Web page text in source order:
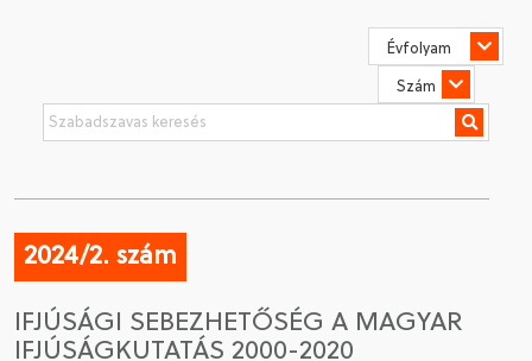
SZOCIOLÓGIAI SZEMLE
2024/2. szám
IFJÚSÁGI SEBEZHETŐSÉG A MAGYAR
IFJÚSÁGKUTATÁS 2000-2020